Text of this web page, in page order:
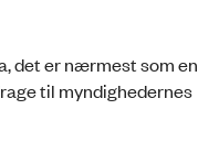
det er nærmest som en
til myndighedernes